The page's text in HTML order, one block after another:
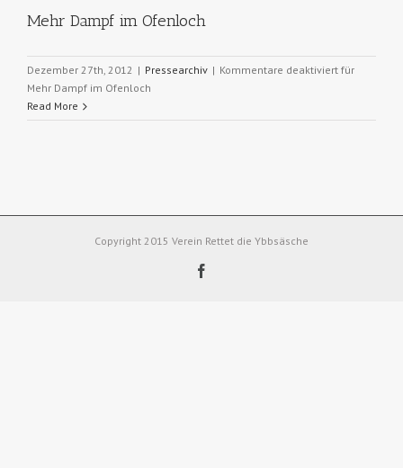
Mehr Dampf im Ofenloch
Dezember 27th, 2012 | Pressearchiv | Kommentare deaktiviert für
Mehr Dampf im Ofenloch
Read More
Copyright 2015 Verein Rettet die Ybbsäsche